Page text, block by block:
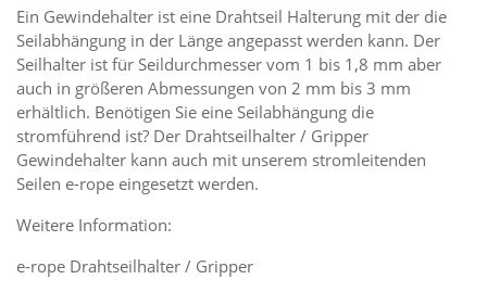
Ein Gewindehalter ist eine Drahtseil Halterung mit der die
Seilabhängung in der Länge angepasst werden kann. Der
Seilhalter ist für Seildurchmesser vom 1 bis 1,8 mm aber
auch in größeren Abmessungen von 2 mm bis 3 mm
erhältlich. Benötigen Sie eine Seilabhängung die
stromführend ist? Der Drahtseilhalter / Gripper
Gewindehalter kann auch mit unserem stromleitenden
Seilen e-rope eingesetzt werden.
Weitere Information:
e-rope Drahtseilhalter / Gripper